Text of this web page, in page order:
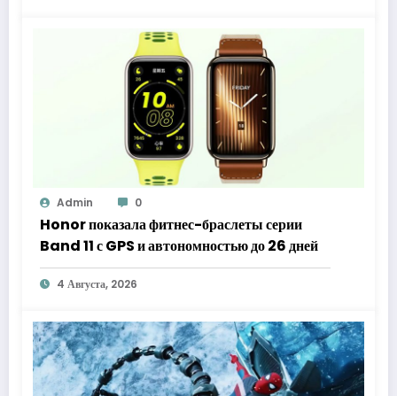
Admin 0
Honor показала фитнес-браслеты серии
Band 11 с GPS и автономностью до 26 дней
4 Августа, 2026